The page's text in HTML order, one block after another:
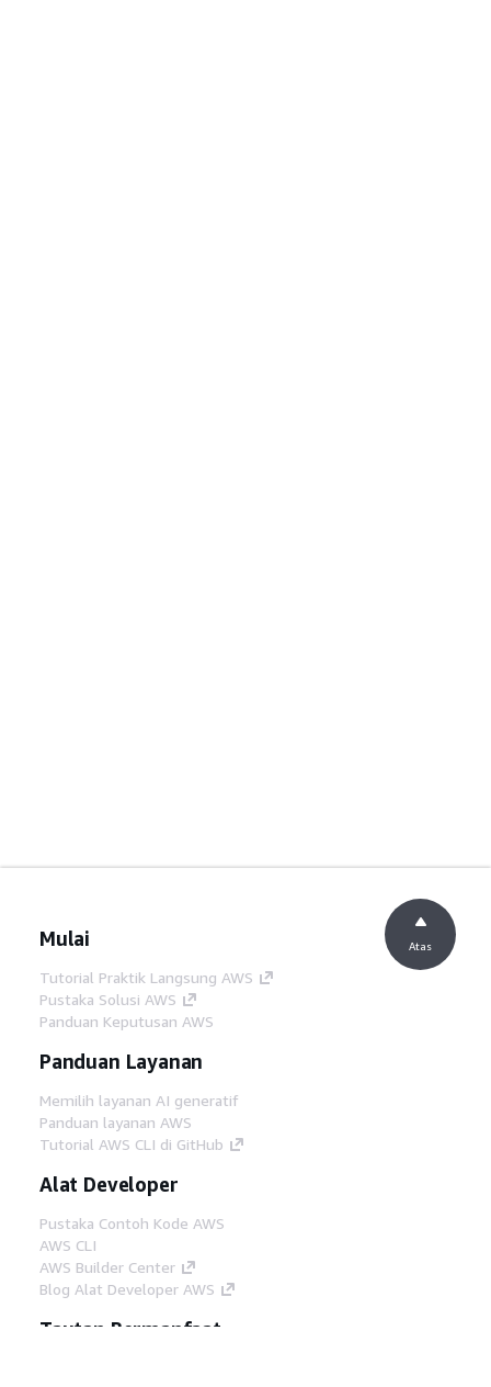
Mulai
Tutorial Praktik Langsung AWS
Pustaka Solusi AWS
Panduan Keputusan AWS
Panduan Layanan
Memilih layanan AI generatif
Panduan layanan AWS
Tutorial AWS CLI di GitHub
Alat Developer
Pustaka Contoh Kode AWS
AWS CLI
AWS Builder Center
Blog Alat Developer AWS
Tautan Bermanfaat
Atas